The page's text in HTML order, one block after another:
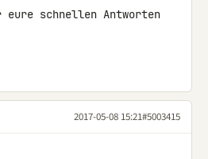
eure schnellen Antworten
2017-05-08 15:21#5003415